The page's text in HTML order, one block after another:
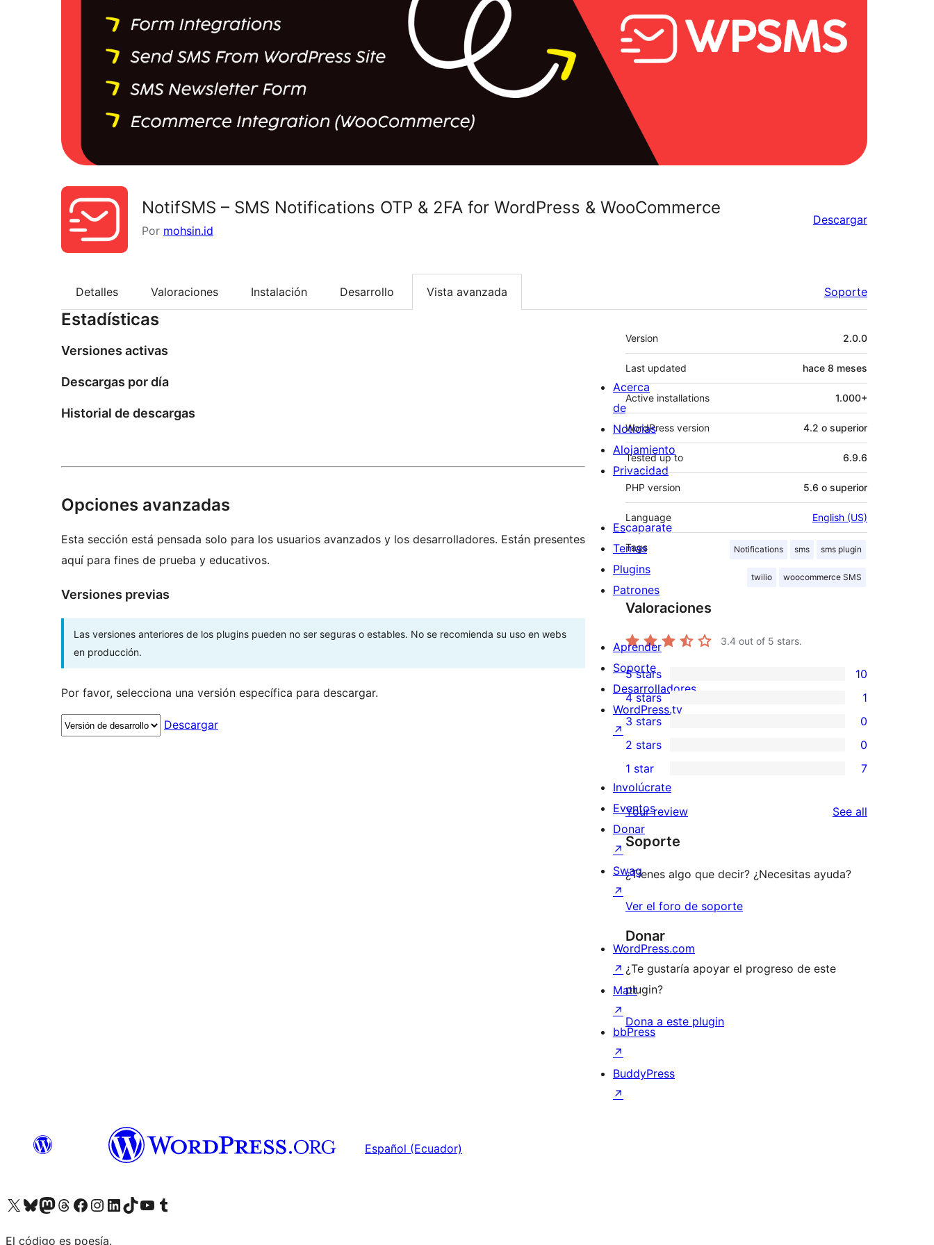
NotifSMS – SMS Notifications OTP & 2FA for WordPress & WooCommerce
Por mohsin.id
Descargar
Detalles Valoraciones Instalación Desarrollo Vista avanzada Soporte
Estadísticas
Versiones activas
Descargas por día
Historial de descargas
Opciones avanzadas
Esta sección está pensada solo para los usuarios avanzados y los desarrolladores. Están presentes
aquí para fines de prueba y educativos.
Versiones previas
Las versiones anteriores de los plugins pueden no ser seguras o estables. No se recomienda su uso en webs
en producción.
Por favor, selecciona una versión específica para descargar.
Descargar
Meta
Version 2.0.0
Last updated hace 8 meses
Active installations 1.000+
WordPress version 4.2 o superior
Tested up to 6.9.6
PHP version 5.6 o superior
Language English (US)
Tags Notifications sms sms plugin
twilio woocommerce SMS
Valoraciones
3.4 out of 5 stars.
10
5-
star
reviews
5 stars 10
1
4-
star
review
4 stars 1
0
3-
star
reviews
3 stars 0
2-
star
reviews
2 stars 0
star
reviews
1 star 7
Your review See all
Soporte
¿Tienes algo que decir? ¿Necesitas ayuda?
Ver el foro de soporte
Donar
¿Te gustaría apoyar el progreso de este
plugin?
Dona a este plugin
Acerca
de
Noticias
Alojamiento
Privacidad
Escaparate
Temas
Plugins
Patrones
Aprender
Soporte
Desarrolladores
WordPress.tv
↗
Involúcrate
Eventos
Donar
↗
Swag
↗
WordPress.com
↗
Matt
↗
bbPress
↗
BuddyPress
↗
Español (Ecuador)
Visita nuestra cuenta de X (anteriormente Twitter)
Visit our Bluesky account
Visit our Mastodon account
Visit our Threads account
Visita nuestra página de Facebook
Visita nuestra cuenta de Instagram
Visita nuestra cuenta de LinkedIn
Visit our TikTok account
Visita nuestro canal de YouTube
Visit our Tumblr account
El código es poesía.